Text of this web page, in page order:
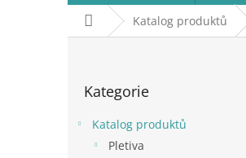
Domů Katalog produktů
kategorie
Kategorie
Katalog produktů
Pletiva